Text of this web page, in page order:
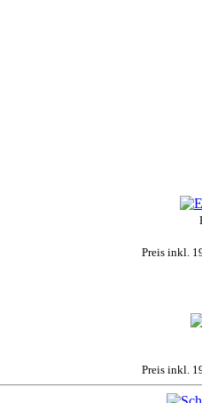
Preis inkl.
Preis inkl.